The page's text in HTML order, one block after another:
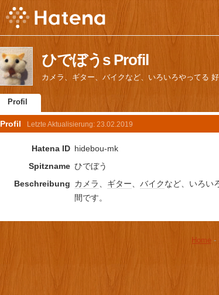
ひでぼうs Profil
カメラ、ギター、バイクなど、いろいろやってる
Profil
Profil Letzte Aktualisierung: 23.02.2019
Hatena ID hidebou-mk
Spitzname ひでぼう
Beschreibung カメラ、 ギター、 バイクなど、いろい
間です。
Home -